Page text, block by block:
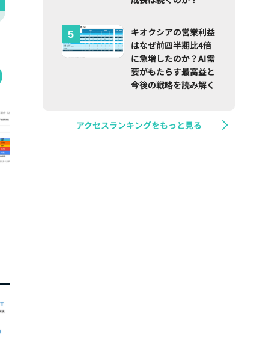
キオクシアの営業利益
はなぜ前四半期比4倍
に急増したのか？AI需
要がもたらす最高益と
今後の戦略を読み解く
アクセスランキングをもっと見る